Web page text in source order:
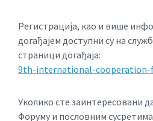
Регистрација, као и више
догађајем доступни су на
страници догађаја:
9th-international-cooperation-
Уколико сте заинтересовани
Форуму и пословним